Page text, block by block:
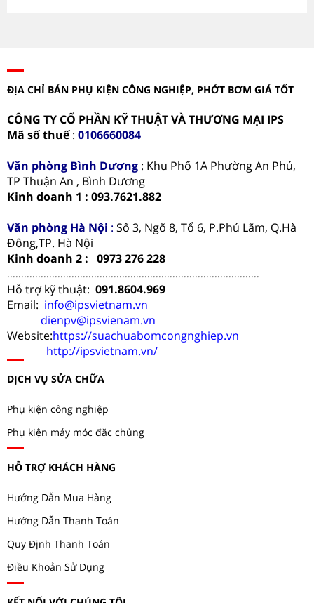
ĐỊA CHỈ BÁN PHỤ KIỆN CÔNG NGHIỆP, PHỚT BƠM GIÁ TỐT
CÔNG TY CỔ PHẦN KỸ THUẬT VÀ THƯƠNG MẠI IPS
Mã số thuế: 0106660084
Văn phòng Bình Dương : Khu Phố 1A Phường An Phú,
TP Thuận An , Bình Dương
Kinh doanh 1 : 093.7621.882
Văn phòng Hà Nội : Số 3, Ngõ 8, Tổ 6, P.Phú Lãm, Q.Hà
Đông,TP. Hà Nội
Kinh doanh 2 : 0973 276 228
..........................................................................................
Hỗ trợ kỹ thuật: 091.8604.969
Email: info@ipsvietnam.vn
dienpv@ipsvienam.vn
Website:https://suachuabomcongnghiep.vn
http://ipsvietnam.vn/
DỊCH VỤ SỬA CHỮA
Phụ kiện công nghiệp
Phụ kiện máy móc đặc chủng
HỖ TRỢ KHÁCH HÀNG
Hướng Dẫn Mua Hàng
Hướng Dẫn Thanh Toán
Quy Định Thanh Toán
Điều Khoản Sử Dụng